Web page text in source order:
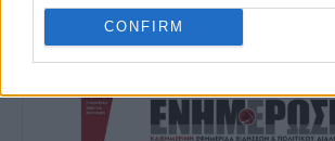
CONFIRMΣυνδρομητές στο e-paper